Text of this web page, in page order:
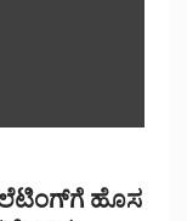
ಹೊಸ